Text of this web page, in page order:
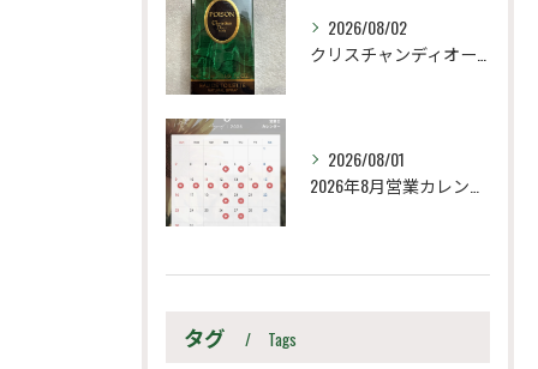
2026/08/02
2026/08/01
タグ Tags